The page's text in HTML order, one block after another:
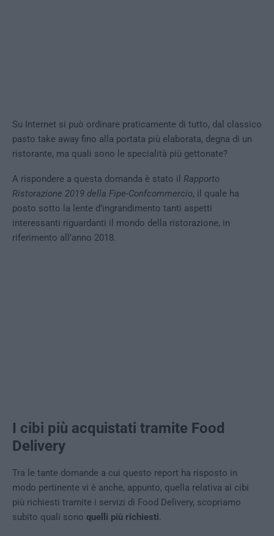
Su Internet si può ordinare praticamente di tutto, dal classico
pasto take away fino alla portata più elaborata, degna di un
ristorante, ma quali sono le specialità più gettonate?
A rispondere a questa domanda è stato il Rapporto
Ristorazione 2019 della Fipe-Confcommercio, il quale ha
posto sotto la lente d’ingrandimento tanti aspetti
interessanti riguardanti il mondo della ristorazione, in
riferimento all’anno 2018.
I cibi più acquistati tramite Food
Delivery
Tra le tante domande a cui questo report ha risposto in
modo pertinente vi è anche, appunto, quella relativa ai cibi
più richiesti tramite i servizi di Food Delivery, scopriamo
subito quali sono quelli più richiesti.